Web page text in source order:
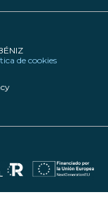
de cookies